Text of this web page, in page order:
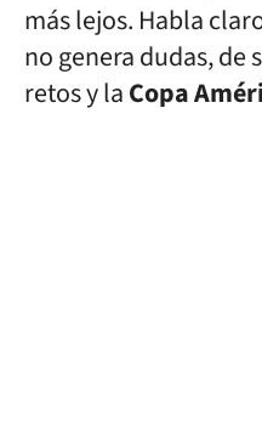
más lejos. Habla
no genera dudas, de
retos y laCopa